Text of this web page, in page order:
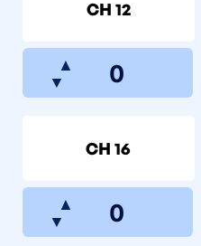
CH 12
▲
▼
CH 16
▲
▼